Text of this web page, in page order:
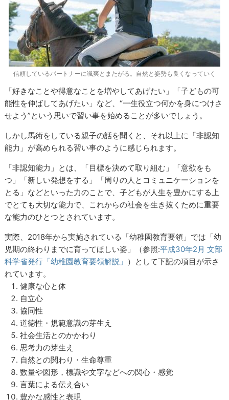
信頼しているパートナーに颯爽とまたがる。自然と姿勢も良くなっていく
「好きなことや得意なことを増やしてあげたい」「子どもの可
能性を伸ばしてあげたい」など、“一生役立つ何かを身につけさ
せよう”という思いで習い事を始めることが多いでしょう。
しかし馬術をしている親子の話を聞くと、それ以上に「非認知
能力」が高められる習い事のように感じられます。
「非認知能力」とは、「目標を決めて取り組む」「意欲をも
つ」「新しい発想をする」「周りの人とコミュニケーションを
とる」などといった力のことで、子どもが人生を豊かにする上
でとても大切な能力で、これからの社会を生き抜くために重要
な能力のひとつとされています。
実際、2018年から実施されている「幼稚園教育要領」では「幼
児期の終わりまでに育ってほしい姿」（参照:平成30年2月 文部
科学省発行「幼稚園教育要領解説」 ）として下記の項目が示さ
れています。
健康な心と体
自立心
協同性
道徳性・規範意識の芽生え
社会生活とのかかわり
思考力の芽生え
自然との関わり・生命尊重
数量や図形，標識や文字などへの関心・感覚
言葉による伝え合い
豊かな感性と表現